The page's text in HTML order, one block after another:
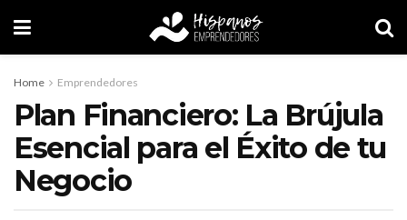
Home Emprendedores
Plan Financiero: La Brújula
Esencial para el Éxito de tu
Negocio